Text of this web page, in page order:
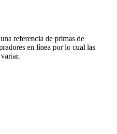
referencia de primas de
en línea por lo cual las